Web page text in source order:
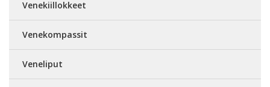
Venekiillokkeet
Venekompassit
Veneliput